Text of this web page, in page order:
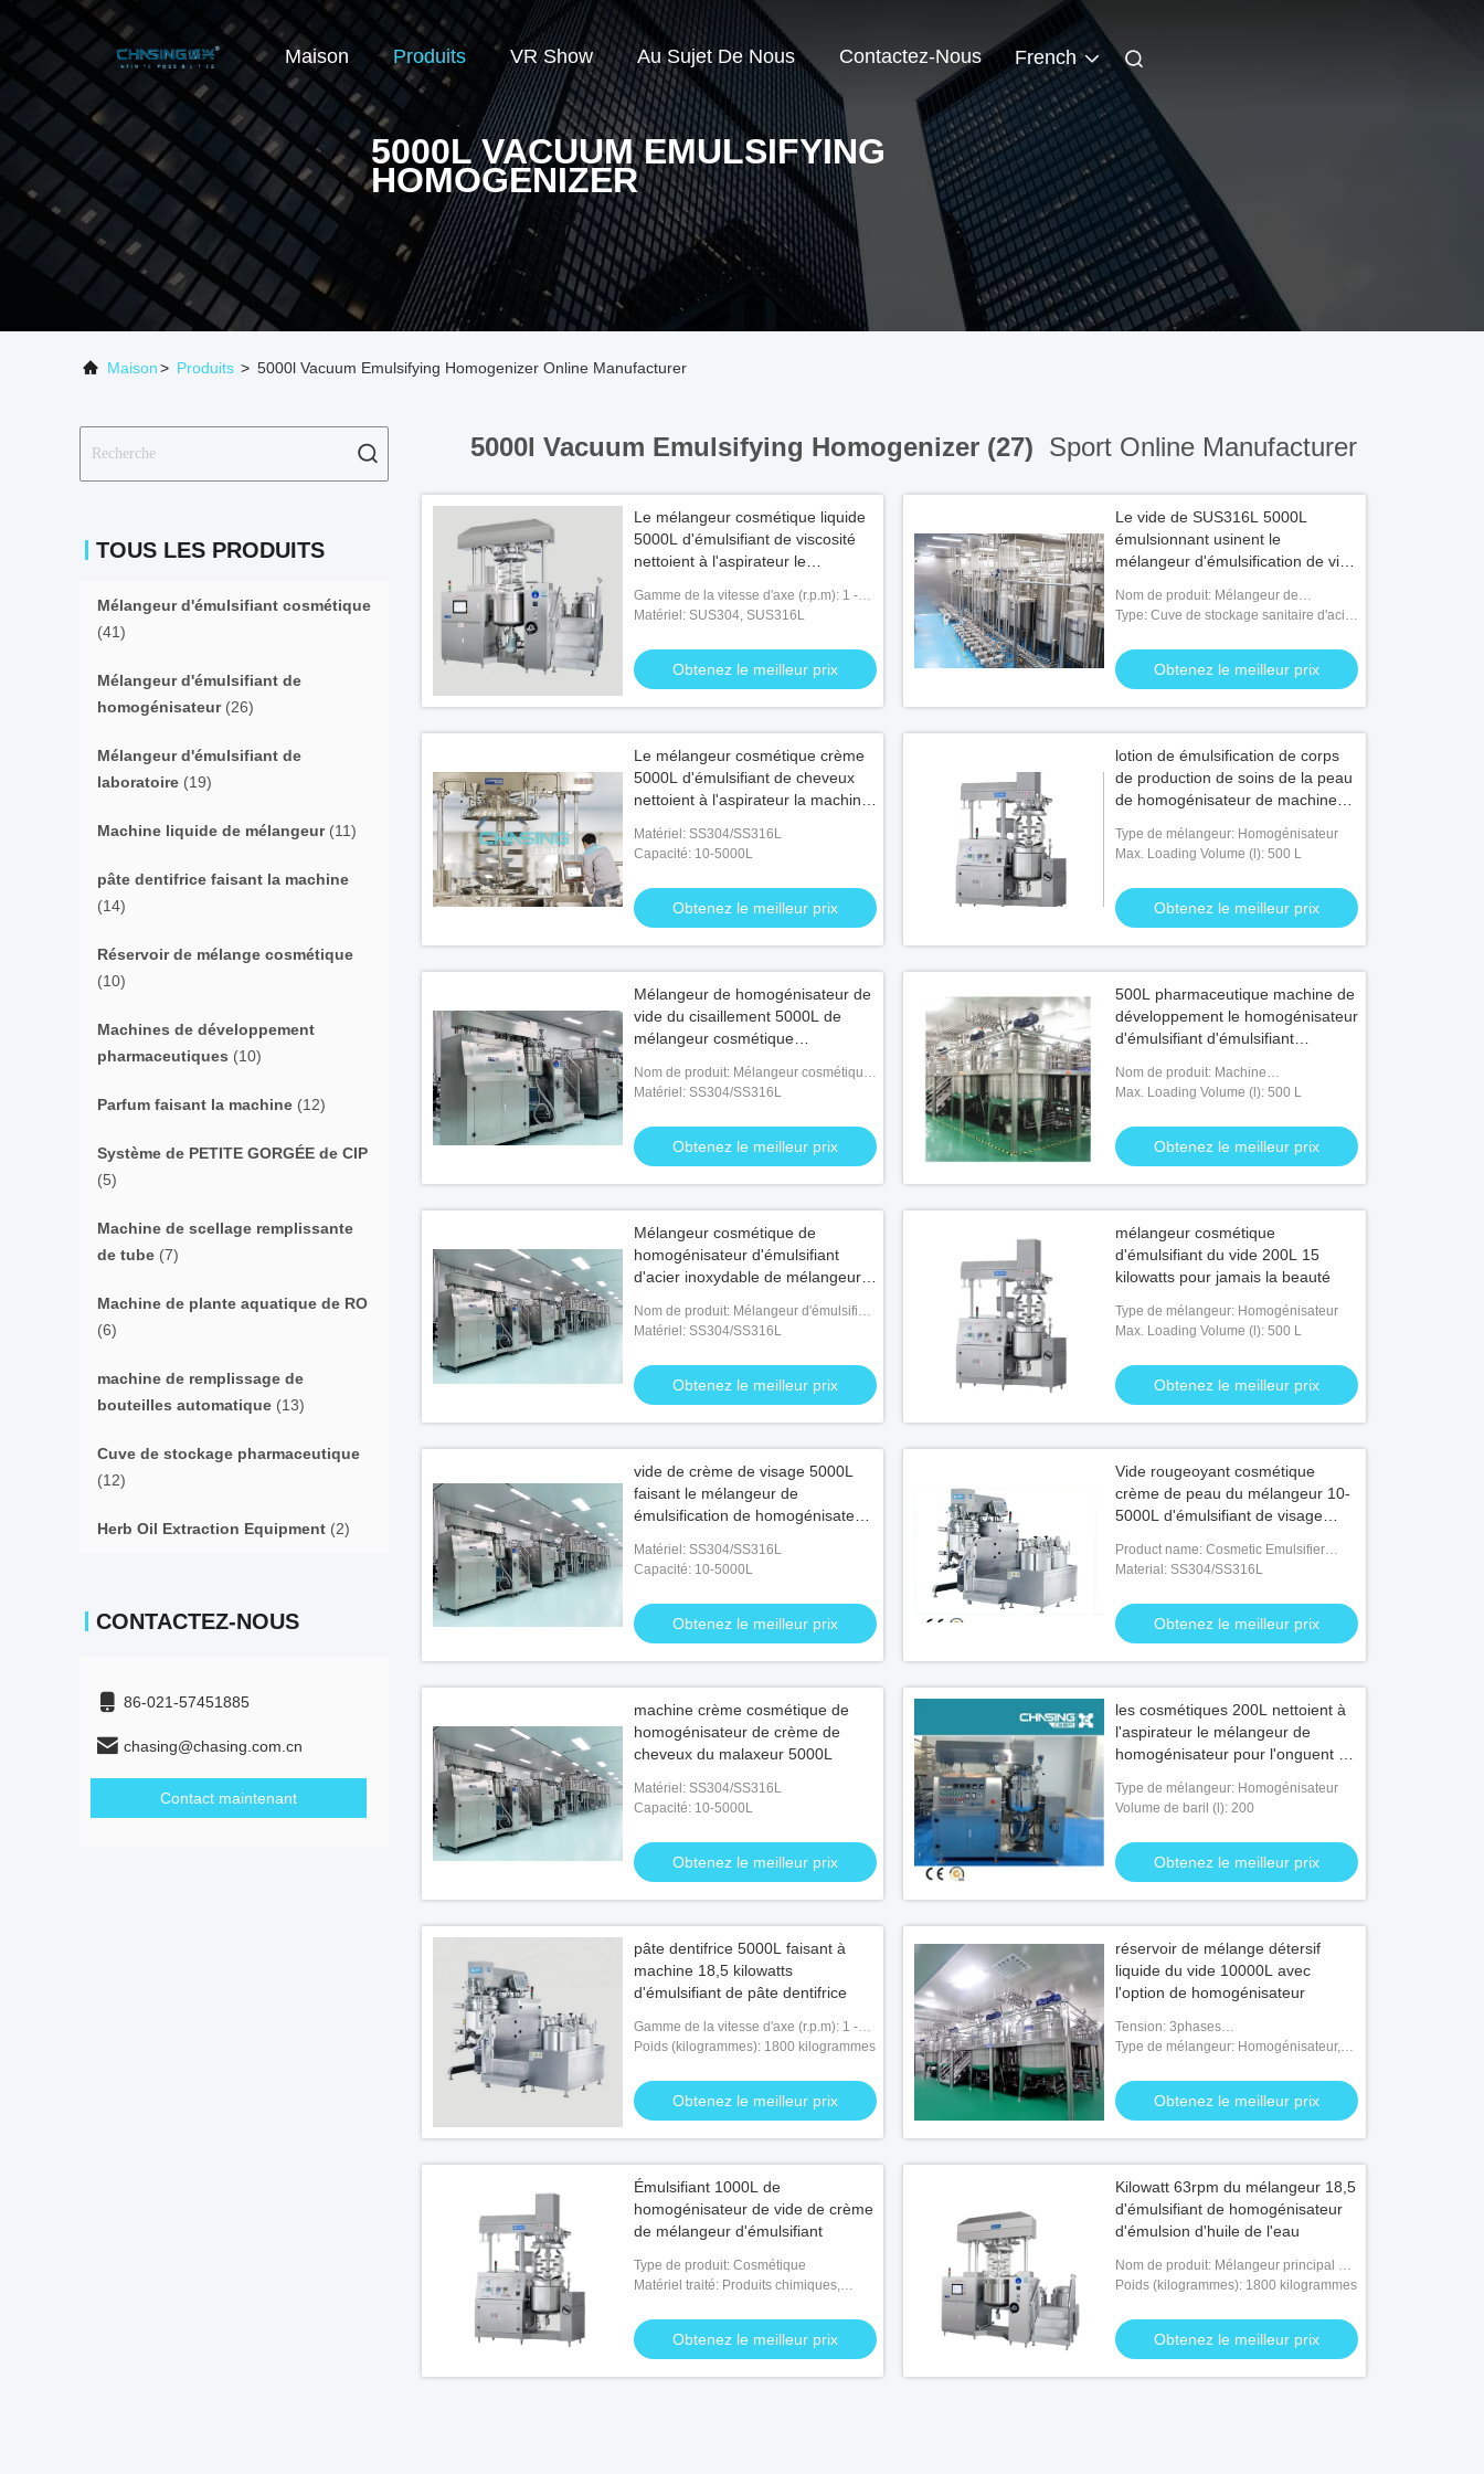
Maison Produits VR Show Au Sujet De Nous Contactez-Nous French
5000L VACUUM EMULSIFYING
HOMOGENIZER
Maison> Produits > 5000l Vacuum Emulsifying Homogenizer Online Manufacturer
TOUS LES PRODUITS
Mélangeur d'émulsifiant cosmétique
(41)
Mélangeur d'émulsifiant de
homogénisateur(26)
Mélangeur d'émulsifiant de
laboratoire (19)
Machine liquide de mélangeur(11)
pâte dentifrice faisant la machine
(14)
Réservoir de mélange cosmétique
(10)
Machines de développement
pharmaceutiques (10)
Parfum faisant la machine (12)
Système de PETITE GORGÉE de CIP
(5)
Machine de scellage remplissante
de tube (7)
Machine de plante aquatique de RO
(6)
machine de remplissage de
bouteilles automatique (13)
Cuve de stockage pharmaceutique
(12)
Herb Oil Extraction Equipment (2)
CONTACTEZ-NOUS
86-021-57451885
chasing@chasing.com.cn
Contact maintenant
5000l Vacuum Emulsifying Homogenizer (27) Sport Online Manufacturer
Le mélangeur cosmétique liquide
5000L d'émulsifiant de viscosité
nettoient à l'aspirateur le
Gamme de la vitesse d'axe (r.p.m): 1 -
3600 r.p.m
Matériel: SUS304, SUS316L
Obtenez le meilleur prix
Le vide de SUS316L 5000L
émulsionnant usinent le
mélangeur d'émulsification de vide
Nom de produit: Mélangeur de
émulsification de homogénisateur de
Type: Cuve de stockage sanitaire d'acier
Obtenez le meilleur prix
Le mélangeur cosmétique crème
5000L d'émulsifiant de cheveux
nettoient à l'aspirateur la machine
Matériel: SS304/SS316L
Capacité: 10-5000L
Obtenez le meilleur prix
lotion de émulsification de corps
de production de soins de la peau
de homogénisateur de machine
Type de mélangeur: Homogénisateur
Max. Loading Volume (l): 500 L
Obtenez le meilleur prix
Mélangeur de homogénisateur de
vide du cisaillement 5000L de
mélangeur cosmétique
haut
Nom de produit: Mélangeur cosmétique
d'émulsifiant
Matériel: SS304/SS316L
Obtenez le meilleur prix
500L pharmaceutique machine de
développement le homogénisateur
d'émulsifiant d'émulsifiant
Nom de produit: Machine
d'homogénéisation d'émulsifiant de vide
Max. Loading Volume (l): 500 L
Obtenez le meilleur prix
Mélangeur cosmétique de
homogénisateur d'émulsifiant
d'acier inoxydable de mélangeur
cisaillement
Nom de produit: Mélangeur d'émulsifiant
cosmétique
Matériel: SS304/SS316L
Obtenez le meilleur prix
mélangeur cosmétique
d'émulsifiant du vide 200L 15
kilowatts pour jamais la beauté
Type de mélangeur: Homogénisateur
Max. Loading Volume (l): 500 L
Obtenez le meilleur prix
vide de crème de visage 5000L
faisant le mélangeur de
émulsification de homogénisateur
Matériel: SS304/SS316L
Capacité: 10-5000L
Obtenez le meilleur prix
Vide rougeoyant cosmétique
crème de peau du mélangeur 10-
5000L d'émulsifiant de visage
Product name: Cosmetic Emulsifier
Mixer
Material: SS304/SS316L
Obtenez le meilleur prix
machine crème cosmétique de
homogénisateur de crème de
cheveux du malaxeur 5000L
Matériel: SS304/SS316L
Capacité: 10-5000L
Obtenez le meilleur prix
les cosmétiques 200L nettoient à
l'aspirateur le mélangeur de
homogénisateur pour l'onguent de
visage
Type de mélangeur: Homogénisateur
Volume de baril (l): 200
Obtenez le meilleur prix
pâte dentifrice 5000L faisant à
machine 18,5 kilowatts
d'émulsifiant de pâte dentifrice
Gamme de la vitesse d'axe (r.p.m): 1 -
3600 r.p.m
Poids (kilogrammes): 1800 kilogrammes
Obtenez le meilleur prix
réservoir de mélange détersif
liquide du vide 10000L avec
l'option de homogénisateur
Tension: 3phases
200V/380V/415V/480V/600V
Type de mélangeur: Homogénisateur,
Obtenez le meilleur prix
Émulsifiant 1000L de
homogénisateur de vide de crème
de mélangeur d'émulsifiant
Type de produit: Cosmétique
Matériel traité: Produits chimiques,
Obtenez le meilleur prix
Kilowatt 63rpm du mélangeur 18,5
d'émulsifiant de homogénisateur
d'émulsion d'huile de l'eau
Nom de produit: Mélangeur principal de
homogénisateur d'émulsion d'Eau-huile
Poids (kilogrammes): 1800 kilogrammes
Obtenez le meilleur prix